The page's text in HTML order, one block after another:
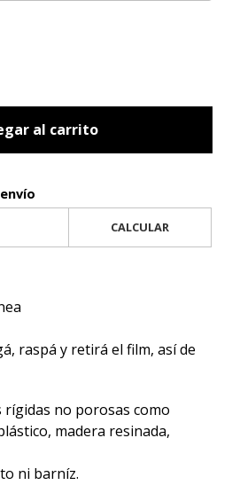
al carrito
CALCULAR
raspá y retirá el film, así de
rígidas no porosas como
madera resinada,
ni barníz.